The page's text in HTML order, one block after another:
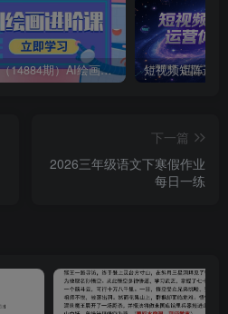
（14884期）AI绘画进阶课，涵盖电商摄影等多领域，PS操作与AI工具使用全面教学
下一篇
2026三年级语文下寒假作业
每日一练